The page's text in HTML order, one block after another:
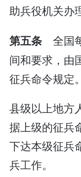
助兵役机关办
第五条 全国
间和要求，由
征兵命令规定。
县级以上地方
据上级的征兵
下达本级征兵
兵工作。